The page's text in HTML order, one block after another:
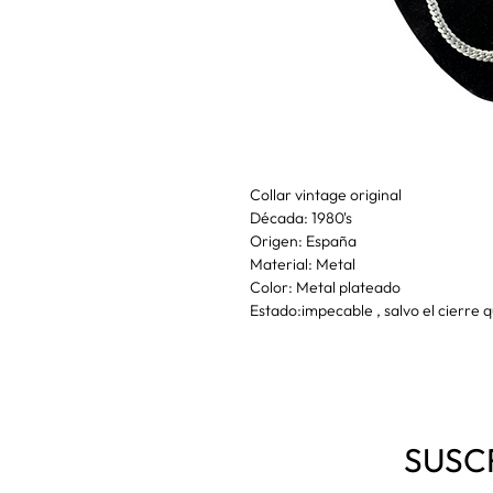
Collar vintage original
Década: 1980's
Origen: España
Material: Metal
Color: Metal plateado
Estado:impecable , salvo el cierre